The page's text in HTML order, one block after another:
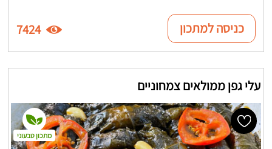
כניסה למתכון 7424
עלי גפן ממולאים צמחוניים
מתכון טבעוני